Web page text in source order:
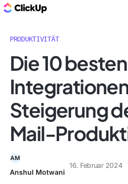
PRODUKTIVITÄT
Die 10
Steigerung
Mail-
AM
Anshul Motwani
16. Februar 2024